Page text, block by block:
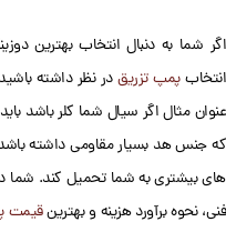
اگر شما به دنبال انتخاب بهترین
انتخابپمپ تزریقدر نظر داشته
عنوان مثال اگر سیال شما کلر باشد
که جنس هد بسیار مقاومی داشته
های بیشتری به شما تحمیل کند.
فنی، نحوه برآورد هزینه و بهترینقیمت